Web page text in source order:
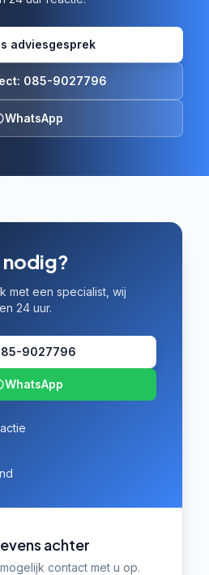
adviesgesprek
085-9027796
WhatsApp
met een specialist, wij
24 uur.
9027796
WhatsApp
achter
contact met u op.